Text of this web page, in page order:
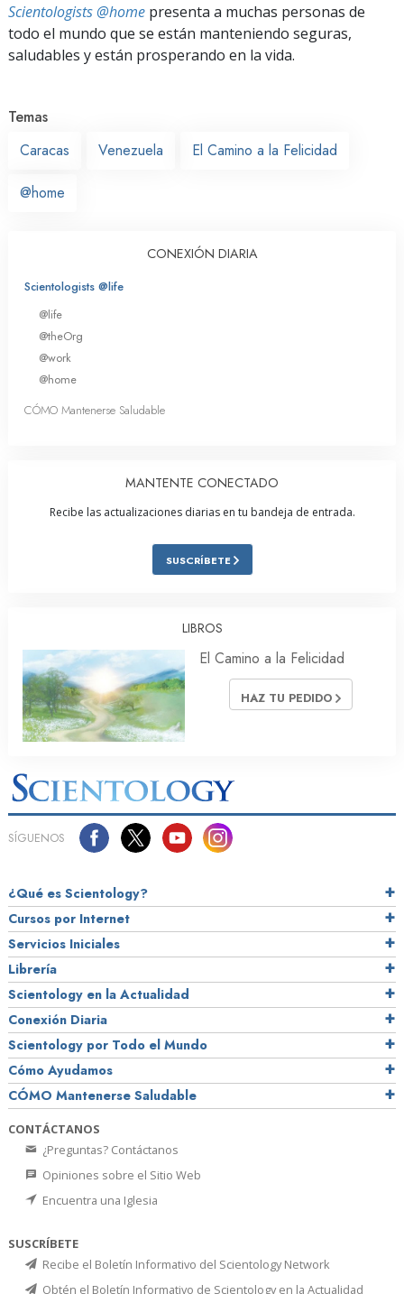
Scientologists @home presenta a muchas personas de
todo el mundo que se están manteniendo seguras,
saludables y están prosperando en la vida.
Temas
Caracas
Venezuela El Camino a la Felicidad
@home
CONEXIÓN DIARIA
Scientologists @life
@life
@theOrg
@work
@home
CÓMO Mantenerse Saludable
MANTENTE CONECTADO
Recibe las actualizaciones diarias en tu bandeja de entrada.
SUSCRÍBETE
LIBROS
El Camino a la Felicidad
HAZ TU PEDIDO
SÍGUENOS
¿Qué es Scientology?
Cursos por Internet
Servicios Iniciales
Librería
Scientology en la Actualidad
Conexión Diaria
Scientology por Todo el Mundo
Cómo Ayudamos
CÓMO Mantenerse Saludable
CONTÁCTANOS
¿Preguntas? Contáctanos
Opiniones sobre el Sitio Web
Encuentra una Iglesia
SUSCRÍBETE
Recibe el Boletín Informativo del Scientology Network
Obtén el Boletín Informativo de Scientology en la Actualidad